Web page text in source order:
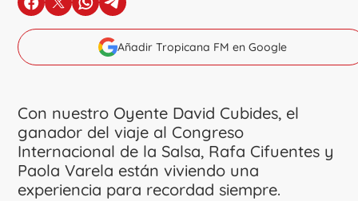
en Facebook
en Xen Whatsapp
en Telegram
Añadir Tropicana FM en Google
Con nuestro Oyente David Cubides, el
ganador del viaje al Congreso
Internacional de la Salsa, Rafa Cifuentes y
Paola Varela están viviendo una
experiencia para recordad siempre.